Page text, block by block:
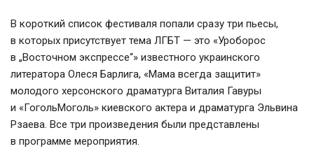
В короткий список фестиваля попали сразу три пьесы,
в которых присутствует тема ЛГБТ — это «Уроборос
в „Восточном экспрессе“» известного украинского
литератора Олеся Барлига, «Мама всегда защитит»
молодого херсонского драматурга Виталия Гавуры
и «ГогольМоголь» киевского актера и драматурга Эльвина
Рзаева. Все три произведения были представлены
в программе мероприятия.